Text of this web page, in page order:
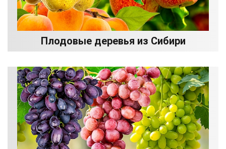
Плодовые деревья из Сибири